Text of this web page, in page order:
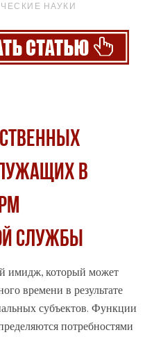
НАУКИ
В
СЛУЖБЫ
имидж, который может
времени в результате
субъектов. Функции
потребностями